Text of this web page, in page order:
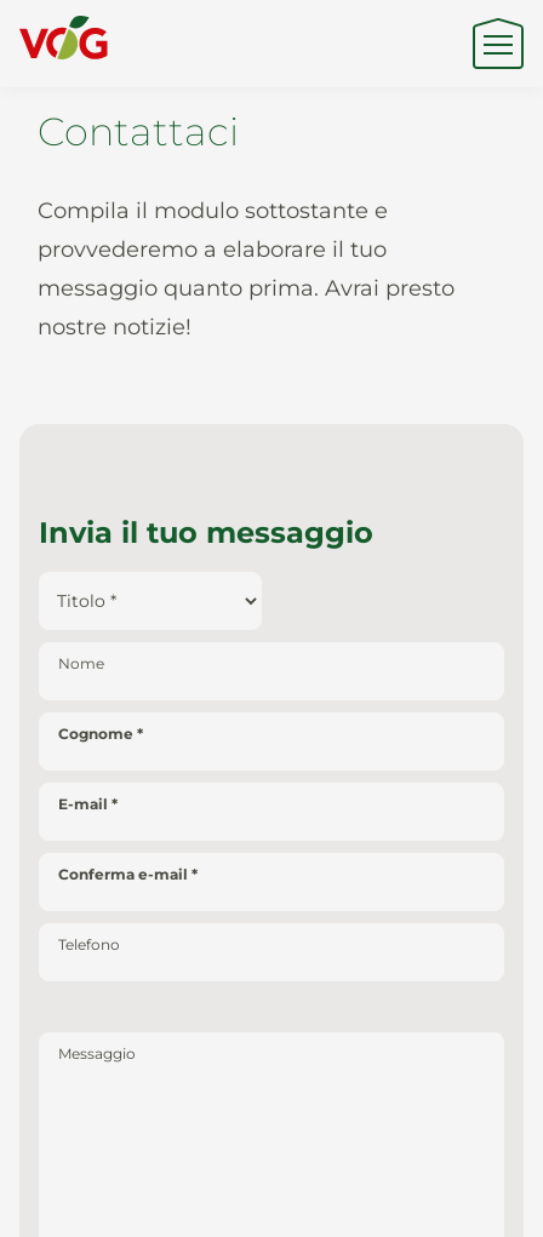
Origine
Expertise
En
Contattaci
Compila il modulo sottostante e
provvederemo a elaborare il tuo
messaggio quanto prima. Avrai presto
nostre notizie!
Invia il tuo messaggio
Nome
Cognome
E-mail
Conferma e-mail
Telefono
Messaggio